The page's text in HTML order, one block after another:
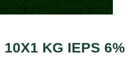
10X1 KG IEPS 6%